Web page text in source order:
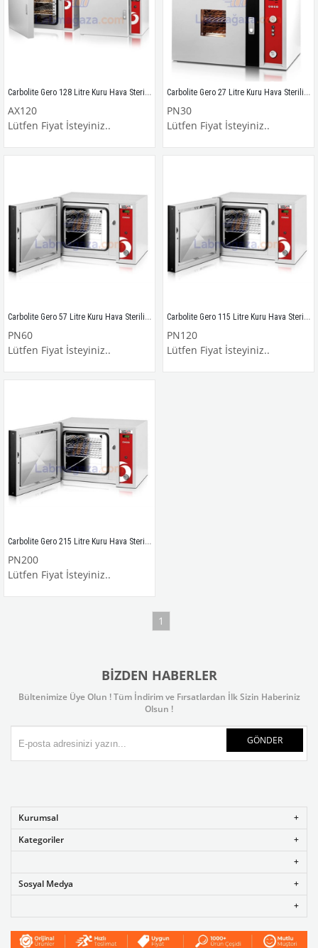
Carbolite Gero 128 Litre Kuru Hava Sterilizatörü / Etüv / AX120
AX120
Lütfen Fiyat İsteyiniz..
Carbolite Gero 27 Litre Kuru Hava Sterilizatörü / Etüv / PN30
PN30
Lütfen Fiyat İsteyiniz..
Carbolite Gero 57 Litre Kuru Hava Sterilizatörü / Etüv / PN60
PN60
Lütfen Fiyat İsteyiniz..
Carbolite Gero 115 Litre Kuru Hava Sterilizatörü / Etüv / PN120
PN120
Lütfen Fiyat İsteyiniz..
Carbolite Gero 215 Litre Kuru Hava Sterilizatörü / Etüv / PN200
PN200
Lütfen Fiyat İsteyiniz..
1
BIZDEN HABERLER
Bültenimize Üye Olun ! Tüm İndirim ve Fırsatlardan İlk Sizin Haberiniz
Olsun !
GÖNDER
Kurumsal
Kategoriler
Sosyal Medya